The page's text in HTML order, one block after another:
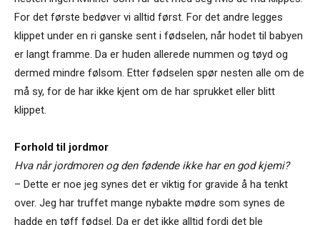
For det første bedøver vi alltid først. For det andre legges
klippet under en ri ganske sent i fødselen, når hodet til babyen
er langt framme. Da er huden allerede nummen og tøyd og
dermed mindre følsom. Etter fødselen spør nesten alle om de
må sy, for de har ikke kjent om de har sprukket eller blitt
klippet.
Forhold til jordmor
Hva når jordmoren og den fødende ikke har en god kjemi?
– Dette er noe jeg synes det er viktig for gravide å ha tenkt
over. Jeg har truffet mange nybakte mødre som synes de
hadde en tøff fødsel. Da er det ikke alltid fordi det ble